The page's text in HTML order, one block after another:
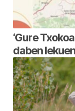
‘Gure
daben